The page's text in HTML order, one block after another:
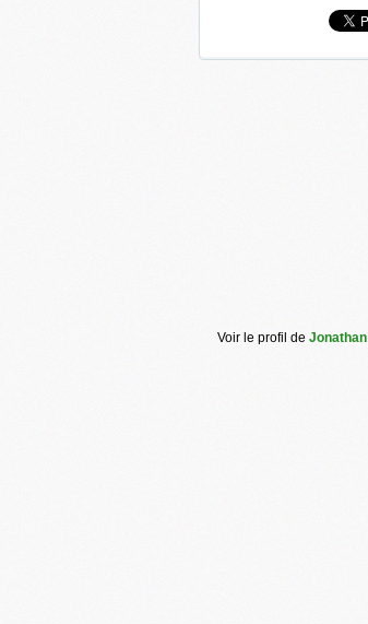
Voir le profil de Jonathan